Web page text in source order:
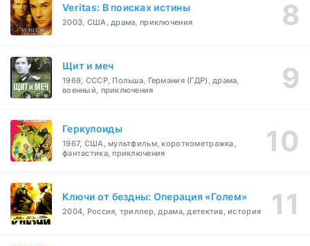
Veritas: В поисках истины
2003, США, драма, приключения
Щит и меч
1968, СССР, Польша, Германия (ГДР), драма,
военный, приключения
Геркулоиды
1967, США, мультфильм, короткометражка,
фантастика, приключения
Ключи от бездны: Операция «Голем»
2004, Россия, триллер, драма, детектив, история